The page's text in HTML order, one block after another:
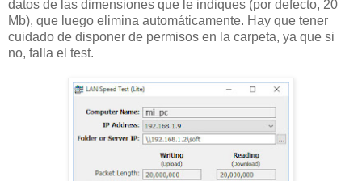
datos de las dimensiones que le indiques (por defecto, 20
Mb), que luego elimina automáticamente. Hay que tener
cuidado de disponer de permisos en la carpeta, ya que si
no, falla el test.